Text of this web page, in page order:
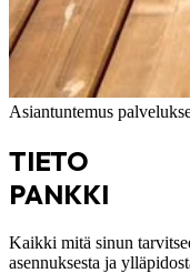
Asiantuntemus
TIETO
PANKKI
Kaikki mitä sinun
asennuksesta ja